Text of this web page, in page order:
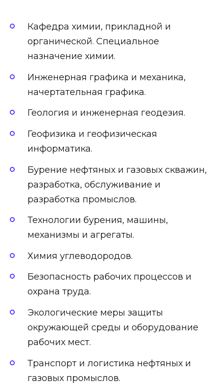
Кафедра химии, прикладной и
органической. Специальное
назначение химии.
Инженерная графика и механика,
начертательная графика.
Геология и инженерная геодезия.
Геофизика и геофизическая
информатика.
Бурение нефтяных и газовых скважин,
разработка, обслуживание и
разработка промыслов.
Технологии бурения, машины,
механизмы и агрегаты.
Химия углеводородов.
Безопасность рабочих процессов и
охрана труда.
Экологические меры защиты
окружающей среды и оборудование
рабочих мест.
Транспорт и логистика нефтяных и
газовых промыслов.